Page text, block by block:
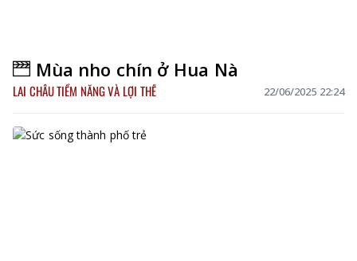
Mùa nho chín ở Hua Nà
LAI CHÂU TIỀM NĂNG VÀ LỢI THẾ 22/06/2025 22:24